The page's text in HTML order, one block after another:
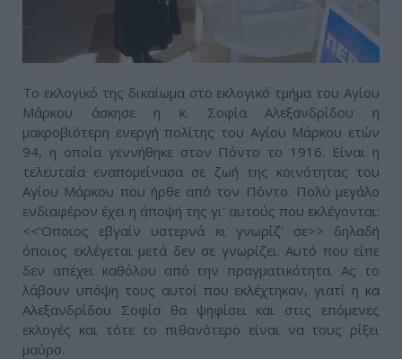
Το εκλογικό της δικαίωμα στο εκλογικό τμήμα του Αγίου
Μάρκου άσκησε η κ. Σοφία Αλεξανδρίδου η
μακροβιότερη ενεργή πολίτης του Αγίου Μάρκου ετών
94, η οποία γεννήθηκε στον Πόντο το 1916. Είναι η
τελευταία εναπομείνασα σε ζωή της κοινότητας του
Αγίου Μάρκου που ήρθε από τον Πόντο. Πολύ μεγάλο
ενδιαφέρον έχει η άποψή της γι' αυτούς που εκλέγονται:
<<'Οποιος εβγαίν υστερνά κι γνωρίζ’ σε>> δηλαδή
όποιος εκλέγεται μετά δεν σε γνωρίζει. Αυτό που είπε
δεν απέχει καθόλου από την πραγματικότητα. Ας το
λάβουν υπόψη τους αυτοί που εκλέχτηκαν, γιατί η κα
Αλεξανδρίδου Σοφία θα ψηφίσει και στις επόμενες
εκλογές και τότε το πιθανότερο είναι να τους ρίξει
μαύρο.